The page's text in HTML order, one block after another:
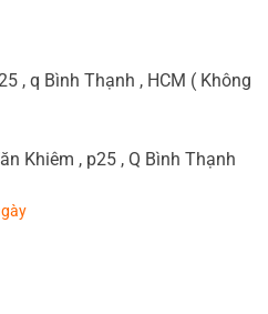
, q Bình Thạnh , HCM ( Không
Khiêm , p25 , Q Bình Thạnh